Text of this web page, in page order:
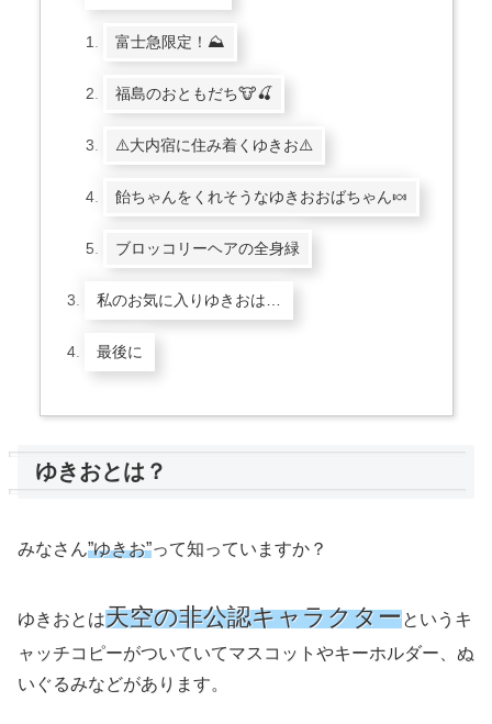
富士急限定！⛰️
福島のおともだち🐮🍒
⚠️大内宿に住み着くゆきお⚠️
飴ちゃんをくれそうなゆきおおばちゃん🍬
ブロッコリーヘアの全身緑
私のお気に入りゆきおは…
最後に
ゆきおとは？
みなさん”ゆきお”って知っていますか？
ゆきおとは天空の非公認キャラクターというキ
ャッチコピーがついていてマスコットやキーホルダー、ぬ
いぐるみなどがあります。